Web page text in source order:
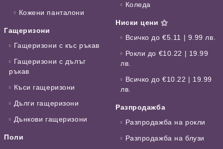
Кожени панталони
Гащеризони
Гащеризони с къс ръкав
Гащеризони с дълъг
ръкав
Къси гащеризони
Дълги гащеризони
Дънкови гащеризони
Поли
Коледа
Ниски цени ⚝
Всичко до €5.11 | 9.99 лв.
Рокли до €10.22 | 19.99
лв.
Всичко до €10.22 | 19.99
лв.
Разпродажба
Разпродажба на рокли
Разпродажба на блузи